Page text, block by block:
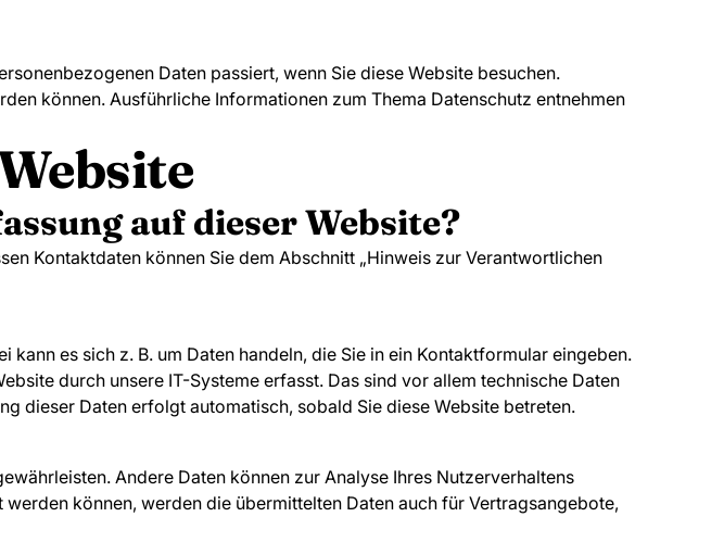
Daten passiert, wenn Sie diese Website besuchen.
können. Ausführliche Informationen zum Thema Datenschutz entnehmen
auf dieser Website?
Kontaktdaten können Sie dem Abschnitt „Hinweis zur Verantwortlichen
es sich z. B. um Daten handeln, die Sie in ein Kontaktformular eingeben.
durch unsere IT-Systeme erfasst. Das sind vor allem technische Daten
dieser Daten erfolgt automatisch, sobald Sie diese Website betreten.
Andere Daten können zur Analyse Ihres Nutzerverhaltens
können, werden die übermittelten Daten auch für Vertragsangebote,